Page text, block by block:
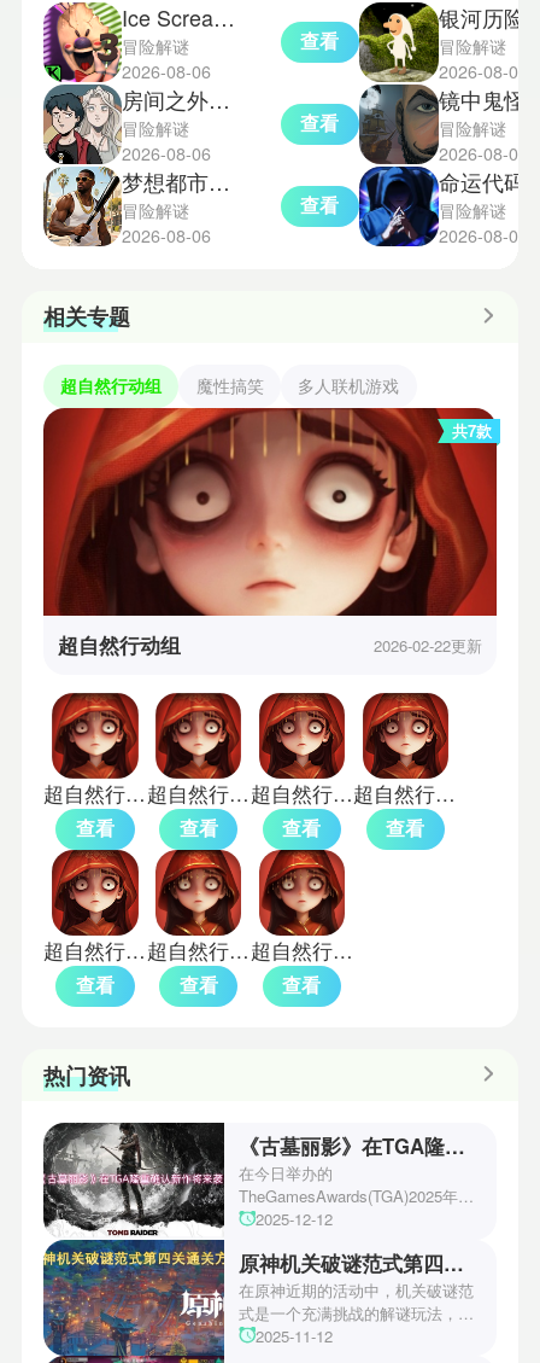
Ice Scream3中文版
冒险解谜
2026-08-06
查看
房间之外汉化版
冒险解谜
2026-08-06
查看
梦想都市星球2.1.2版本
冒险解谜
2026-08-06
查看
冒险解谜
2026-08-06
冒险解谜
2026-08-05
冒险解谜
2026-08-05
相关专题
超自然行动组 魔性搞笑 多人联机游戏
共7款
超自然行动组 2026-02-22更新
超自然行动组台服
查看
超自然行动组国际服
查看
超自然行动组2026
查看
超自然行动组
查看
超自然行动组手机版
查看
超自然行动组正式服
查看
超自然行动组云玩版
查看
热门资讯
《古墓丽影》在TGA隆重确认新作将来袭！
在今日举办的
TheGamesAwards(TGA)2025年度
游戏颁奖典礼中，古墓丽影系列公
场资讯让众多玩家们都非常期待！
本次官方也宣布游戏将于2027年登
陆PS5、Xbox以及PC平台！有兴
趣的玩家们可以继续留守鲶鱼网！
2025-12-12
原神机关破谜范式第四关通关方法
在原神近期的活动中，机关破谜范
式是一个充满挑战的解谜玩法，其
中第四关是许多玩家遇到困难的地
2025-11-12